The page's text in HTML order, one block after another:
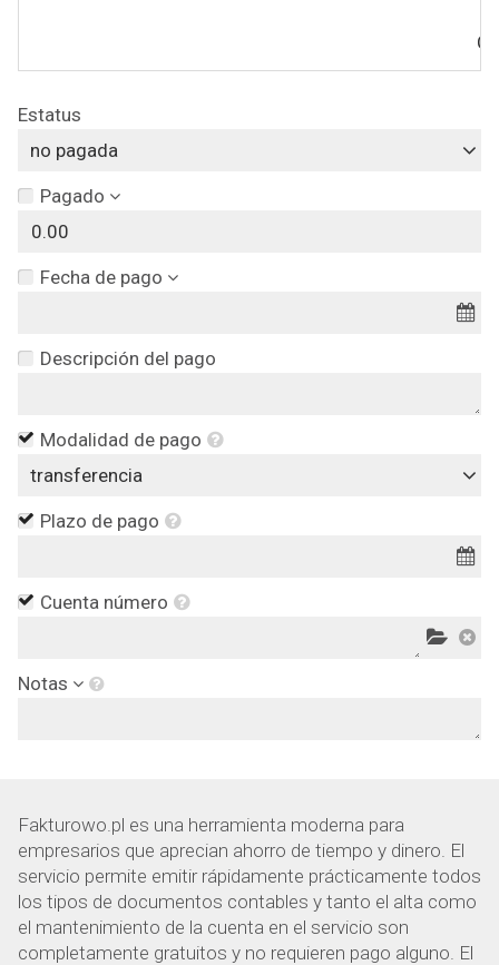
Estatus
no pagada
Pagado
Fecha de pago
Descripción del pago
Modalidad de pago
transferencia
Plazo de pago
Cuenta número
Notas
Fakturowo.pl es una herramienta moderna para
empresarios que aprecian ahorro de tiempo y dinero. El
servicio permite emitir rápidamente prácticamente todos
los tipos de documentos contables y tanto el alta como
el mantenimiento de la cuenta en el servicio son
completamente gratuitos y no requieren pago alguno. El